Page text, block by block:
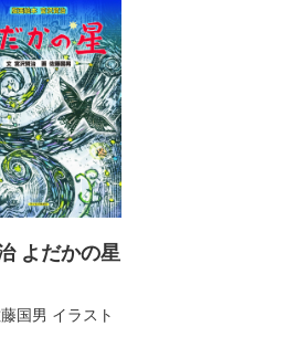
よだかの星
国男 イラスト